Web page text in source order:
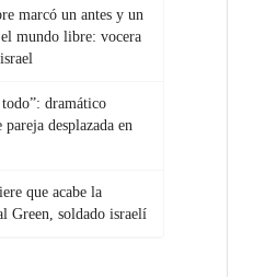
marcó un antes y un
el mundo libre: vocera
dramático
desplazada en
que acabe la
Green, soldado israelí